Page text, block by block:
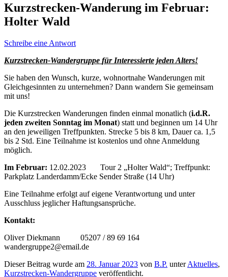
Kurzstrecken-Wanderung im Februar:
Holter Wald
Schreibe eine Antwort
Kurzstrecken-Wandergruppe für Interessierte jeden Alters!
Sie haben den Wunsch, kurze, wohnortnahe Wanderungen mit
Gleichgesinnten zu unternehmen? Dann wandern Sie gemeinsam
mit uns!
Die Kurzstrecken Wanderungen finden einmal monatlich (i.d.R.
jeden zweiten Sonntag im Monat) statt und beginnen um 14 Uhr
an den jeweiligen Treffpunkten. Strecke 5 bis 8 km, Dauer ca. 1,5
bis 2 Std. Eine Teilnahme ist kostenlos und ohne Anmeldung
möglich.
Im Februar: 12.02.2023 Tour 2 „Holter Wald“; Treffpunkt:
Parkplatz Landerdamm/Ecke Sender Straße (14 Uhr)
Eine Teilnahme erfolgt auf eigene Verantwortung und unter
Ausschluss jeglicher Haftungsansprüche.
Kontakt:
Oliver Diekmann 05207 / 89 69 164
wandergruppe2@email.de
Dieser Beitrag wurde am 28. Januar 2023 von B.P. unterAktuelles,
Kurzstrecken-Wandergruppe veröffentlicht.